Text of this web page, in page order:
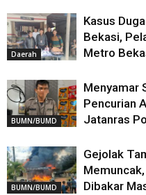
Daerah
Kasus
Bekasi,
Metro
BUMN/BUMD
Menyamar
Pencurian
Jatanras
BUMN/BUMD
Gejolak
Dibakar